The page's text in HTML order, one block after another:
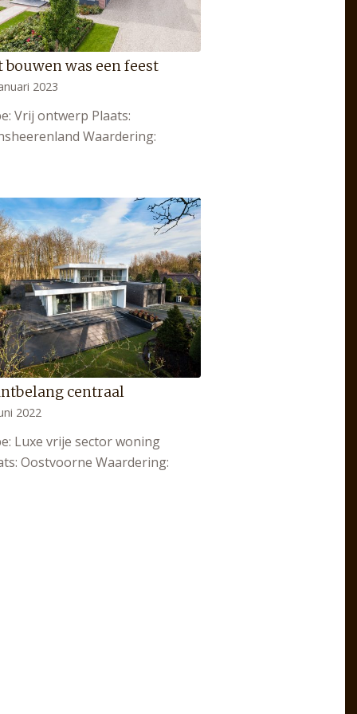
bouwen was een feest
2023
Vrij ontwerp Plaats:
Waardering:
centraal
2022
Luxe vrije sector woning
Oostvoorne Waardering: